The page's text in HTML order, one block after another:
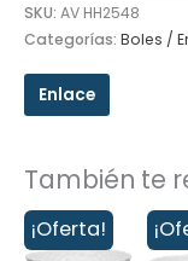
SKU: AV HH2548
Categorías: Boles /
Enlace
También te
¡Oferta!